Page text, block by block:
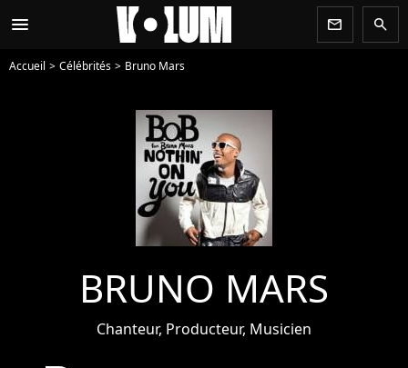
menu newsletter search
Accueil Célébrités Bruno Mars
BRUNO MARS
Chanteur, Producteur, Musicien